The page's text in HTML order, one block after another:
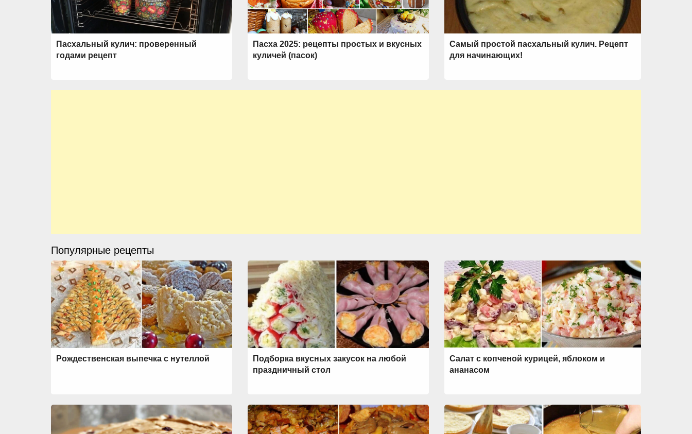
Пасхальный кулич: проверенный
годами рецепт
Пасха 2025: рецепты простых и вкусных
куличей (пасок)
Самый простой пасхальный кулич. Рецепт
для начинающих!
Популярные рецепты
Рождественская выпечка с нутеллой
Подборка вкусных закусок на любой
праздничный стол
Салат с копченой курицей, яблоком и
ананасом